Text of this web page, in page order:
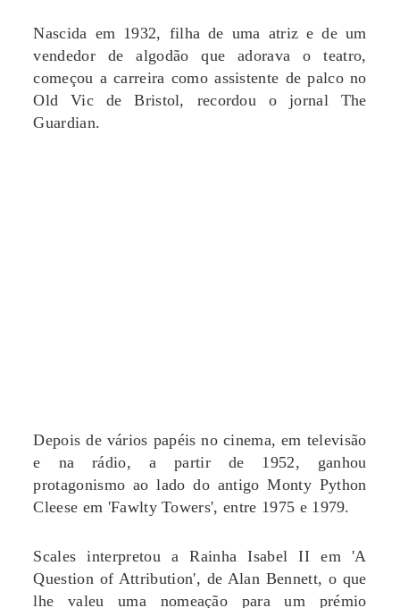
Nascida em 1932, filha de uma atriz e de um
vendedor de algodão que adorava o teatro,
começou a carreira como assistente de palco no
Old Vic de Bristol, recordou o jornal The
Guardian.
Depois de vários papéis no cinema, em televisão
e na rádio, a partir de 1952, ganhou
protagonismo ao lado do antigo Monty Python
Cleese em 'Fawlty Towers', entre 1975 e 1979.
Scales interpretou a Rainha Isabel II em 'A
Question of Attribution', de Alan Bennett, o que
lhe valeu uma nomeação para um prémio